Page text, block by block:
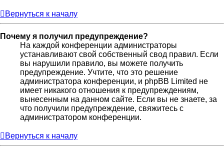
Вернуться к началу
Почему я получил предупреждение?
На каждой конференции администраторы
устанавливают свой собственный свод правил. Если
вы нарушили правило, вы можете получить
предупреждение. Учтите, что это решение
администратора конференции, и phpBB Limited не
имеет никакого отношения к предупреждениям,
вынесенным на данном сайте. Если вы не знаете, за
что получили предупреждение, свяжитесь с
администратором конференции.
Вернуться к началу